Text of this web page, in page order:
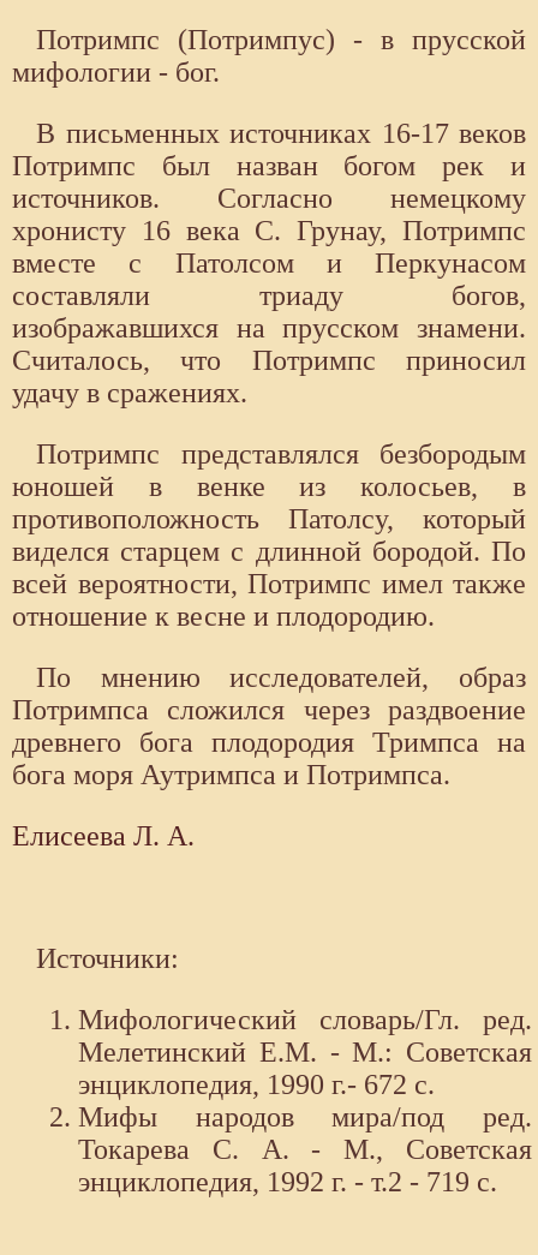
Потримпс (Потримпус) - в прусской
мифологии - бог.
В письменных источниках 16-17 веков
Потримпс был назван богом рек и
источников. Согласно немецкому
хронисту 16 века С. Грунау, Потримпс
вместе с Патолсом и Перкунасом
составляли триаду богов,
изображавшихся на прусском знамени.
Считалось, что Потримпс приносил
удачу в сражениях.
Потримпс представлялся безбородым
юношей в венке из колосьев, в
противоположность Патолсу, который
виделся старцем с длинной бородой. По
всей вероятности, Потримпс имел также
отношение к весне и плодородию.
По мнению исследователей, образ
Потримпса сложился через раздвоение
древнего бога плодородия Тримпса на
бога моря Аутримпса и Потримпса.
Елисеева Л. А.
Источники:
Мифологический словарь/Гл. ред.
Мелетинский Е.М. - М.: Советская
энциклопедия, 1990 г.- 672 с.
Мифы народов мира/под ред.
Токарева С. А. - М., Советская
энциклопедия, 1992 г. - т.2 - 719 с.